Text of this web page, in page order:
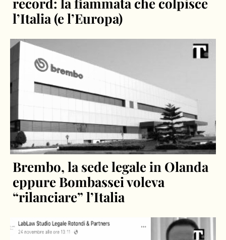
l’Italia (e l’Europa)
Brembo, la sede legale in Olanda
eppure Bombassei voleva
“rilanciare” l’Italia